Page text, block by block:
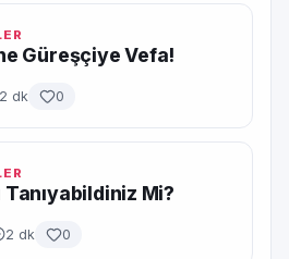
Güreşçiye Vefa!
2 dk 0
Mi?
2 dk 0